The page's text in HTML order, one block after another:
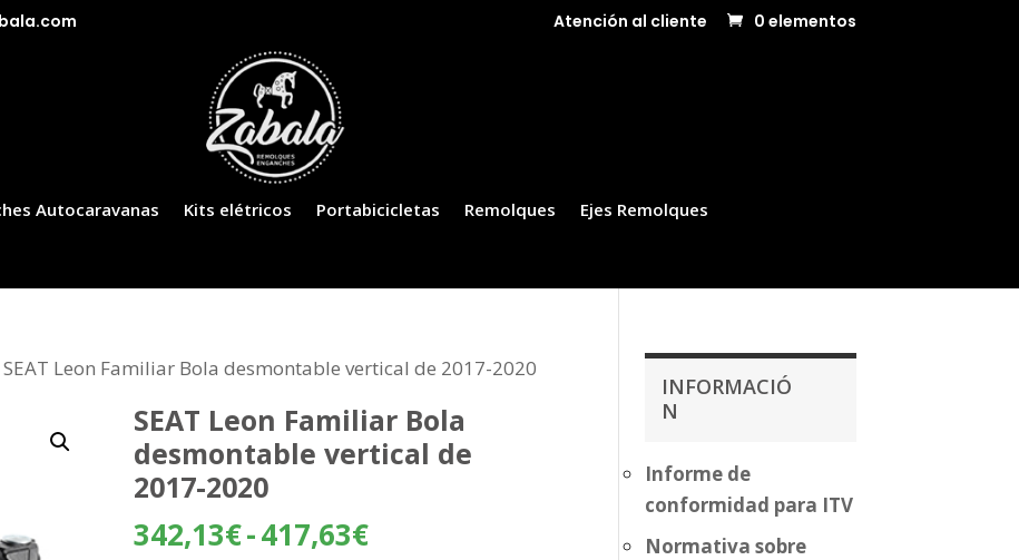
Atención al cliente 0 elementos
Autocaravanas Kits elétricos Portabicicletas Remolques
Ejes Remolques
Leon Familiar Bola desmontable vertical de 2017-2020
SEAT Leon Familiar Bola
desmontable vertical de
2017-2020
342,13€-417,63€Rango
INFORMACIÓ
N
Informe de
conformidad para ITV
Normativa sobre